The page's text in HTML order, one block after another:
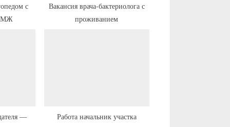
с
Вакансия врача-бактериолога с
проживанием
—
Работа начальник участка